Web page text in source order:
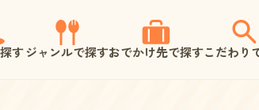
すジャンルで探すおでかけ先で探すこだわり